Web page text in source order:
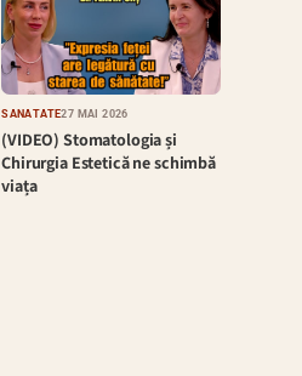
SĂNĂTATE27 MAI 2026
(VIDEO) Stomatologia și
Chirurgia Estetică ne schimbă
viața